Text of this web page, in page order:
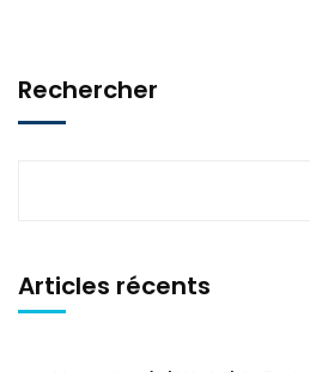
Rechercher
Articles récents